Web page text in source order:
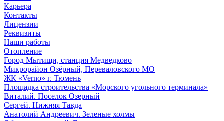
Карьера
Контакты
Лицензии
Реквизиты
Наши работы
Отопление
Город Мытищи, станция Медведково
Микрорайон Озёрный, Переваловского МО
ЖК «Verno» г. Тюмень
Площадка строительства «Морского угольного терминала»
Виталий. Поселок Озерный
Сергей. Нижняя Тавда
Анатолий Андреевич. Зеленые холмы